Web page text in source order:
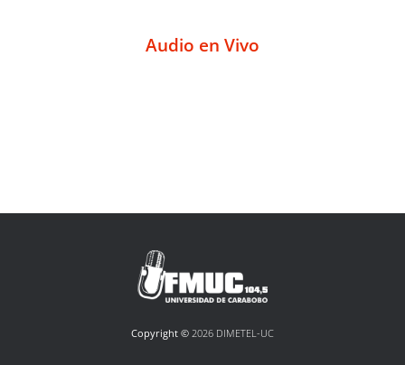
Audio en Vivo
Copyright © 2026 DIMETEL-UC